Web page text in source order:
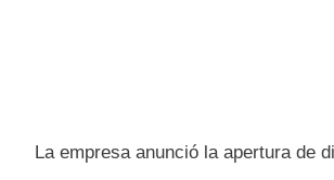
La empresa anunció la apertura de